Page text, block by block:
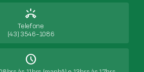
ring_volume
Telefone
(43) 3546-1086
Schedule